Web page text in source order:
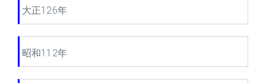
大正126年
昭和112年